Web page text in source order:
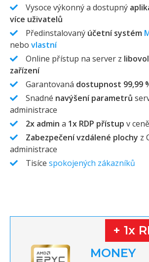
Vysoce výkonný a dostupný
více uživatelů
Předinstalovaný účetní systém
nebo vlastní
Online přístup na server z
zařízení
Garantovaná dostupnost 99,99
Snadné navýšení parametrů
administrace
2x admin a 1x RDP přístup v
Zabezpečení vzdálené plochy z
administrace
Tisíce spokojených zákazníků
+ 1x
MONEY